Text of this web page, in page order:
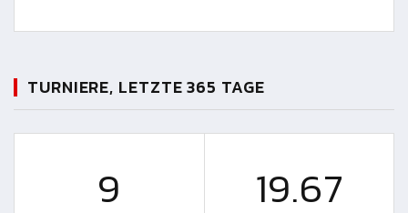
TURNIERE, LETZTE 365 TAGE
9 19.67